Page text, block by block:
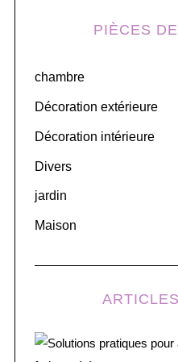
f
o
:
PIÈCES
chambre
Décoration extérieure
Décoration intérieure
Divers
jardin
Maison